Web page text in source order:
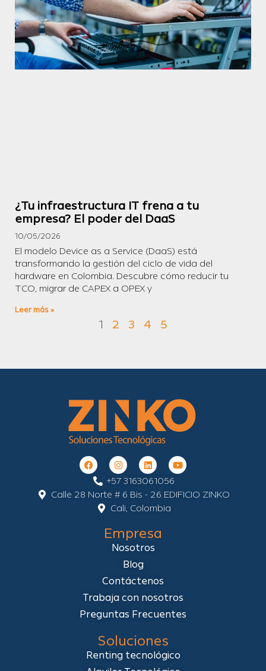
¿Tu infraestructura IT frena a tu
empresa? El poder del DaaS
10/05/2026
El modelo Device as a Service (DaaS) está
transformando la gestión del ciclo de vida del
hardware en Colombia. Descubre cómo reducir tu
TCO, migrar de CAPEX a OPEX y
Leer más »
1 2 3 4 5
+57 3163061056
Calle 28 Norte # 6 Bis - 26 EDIFICIO ZINKO
Cali, Colombia
Empresa
Nosotros
Blog
Contáctenos
Trabaja con nosotros
Preguntas Frecuentes
Soluciones
Renting tecnológico